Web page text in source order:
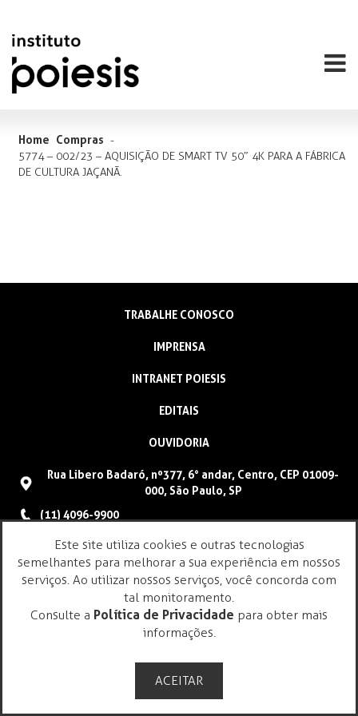
Home Compras -
5774 – 002/23 – AQUISIÇÃO DE SMART TV 50″ 4K PARA A FÁBRICA
DE CULTURA JAÇANÃ.
TRABALHE CONOSCO
IMPRENSA
INTRANET POIESIS
EDITAIS
OUVIDORIA
Rua Libero Badaró, nº377, 6° andar, Centro, CEP 01009-
000, São Paulo, SP
(11) 4096-9900
faleconosco@poiesis.org.br
Este site utiliza cookies e outras tecnologias
semelhantes para melhorar a sua experiência em nossos
serviços. Ao utilizar nossos serviços, você concorda com
tal monitoramento.
Consulte a Política de Privacidade para obter mais
informações.
ACEITAR